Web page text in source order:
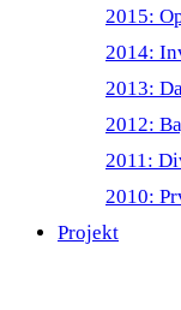
2015:
2014:
2013:
2012:
2011:
2010:
Projekt